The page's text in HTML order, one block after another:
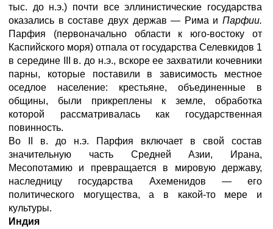
тыс. до н.э.) почти все эллинистические государства
оказались в составе двух держав — Рима и Парфии.
Парфия (первоначально области к юго-востоку от
Каспийского моря) отпала от государства Селевкидов 1
в середине III в. до н.э., вскоре ее захватили кочевники
парны, которые поставили в зависимость местное
оседлое население: крестьяне, объединенные в
общины, были прикреплены к земле, обработка
которой рассматривалась как государственная
повинность.
Во II в. до н.э. Парфия включает в свой состав
значительную часть Средней Азии, Ирана,
Месопотамию и превращается в мировую державу,
наследницу государства Ахеменидов — его
политического могущества, а в какой-то мере и
культуры.
Индия